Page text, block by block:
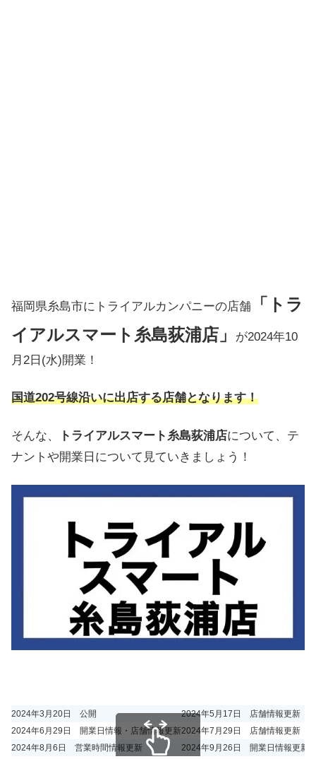
福岡県糸島市にトライアルカンパニーの店舗
「トラ
イアルスマート糸島荻浦店」
が2024年10
月2日(水)開業！
国道202号線沿いに出店する店舗となります！
そんな、 トライアルスマート糸島荻浦店について、テ
ナントや開業日について見ていきましょう！
2024年3月20日 公開
2024年5月17日 店舗情報更新
2024年6月29日 開業日情報・店舗情報更新2024年7月29日 店舗情報更新
2024年8月6日 営業時間情報更新
2024年9月26日 開業日情報更新